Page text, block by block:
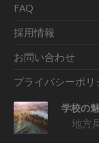
FAQ
採用情報
お問い合わせ
プライバシーポリ
学校の
地方